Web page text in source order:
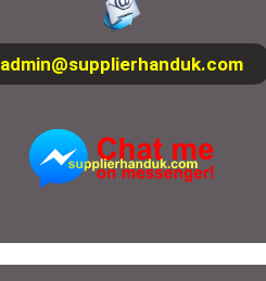
admin@supplierhanduk.com